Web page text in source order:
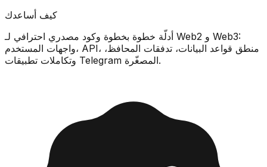
كيف أساعدك
أدلّة خطوة بخطوة وكود مصدري احترافي لـ Web2 و Web3:
واجهات المستخدم، API، منطق قواعد البيانات، تدفقات المحافظ،
وتكاملات تطبيقات Telegram المصغّرة.